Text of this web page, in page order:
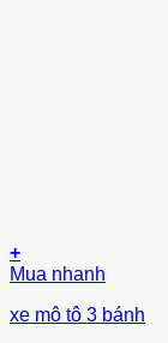
+
Mua nhanh
xe mô tô 3 bánh